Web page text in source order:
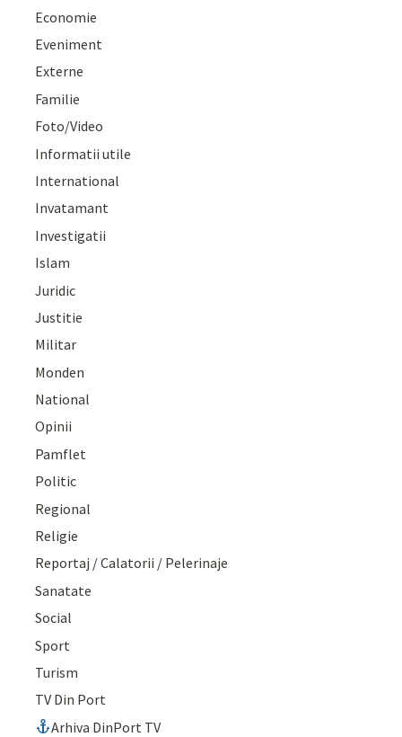
Economie
Eveniment
Externe
Familie
Foto/Video
Informatii utile
International
Invatamant
Investigatii
Islam
Juridic
Justitie
Militar
Monden
National
Opinii
Pamflet
Politic
Regional
Religie
Reportaj / Calatorii / Pelerinaje
Sanatate
Social
Sport
Turism
TV Din Port
Arhiva DinPort TV